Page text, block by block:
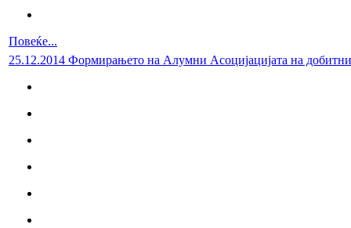
Повеќе...
25.12.2014 Формирањето на Алумни Асоцијацијата на